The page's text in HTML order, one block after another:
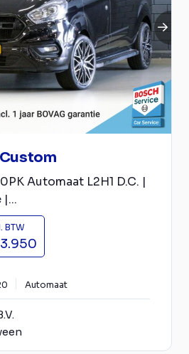
Automaat L2H1 D.C. |
|...
BTW
Automaat